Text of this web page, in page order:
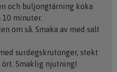
och buljongtärning koka
10 minuter.
om så. Smaka av med salt
surdegskrutonger, stekt
Smaklig njutning!